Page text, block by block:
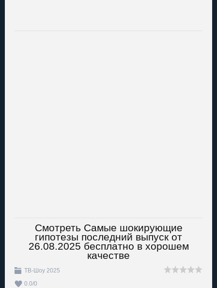
Смотреть Самые шокирующие
гипотезы последний выпуск от
26.08.2025 бесплатно в хорошем
качестве
ТВ-Шоу 2025
0.0/0